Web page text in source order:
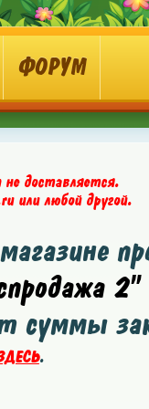
ФОРУМ
доставляется.
или любой другой.
2"
суммы
.